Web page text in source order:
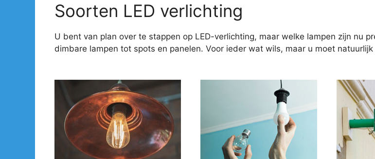
Soorten LED verlichting
U bent van plan over te stappen op LED-verlichting, maar welke lampen zijn nu
dimbare lampen tot spots en panelen. Voor ieder wat wils, maar u moet